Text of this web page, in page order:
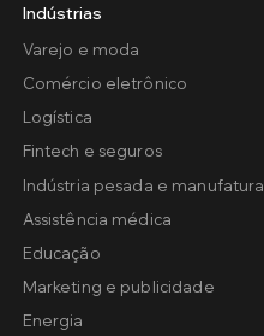
Indústrias
Varejo e moda
Comércio eletrônico
Logística
Fintech e seguros
Indústria pesada e manufatura
Assistência médica
Educação
Marketing e publicidade
Energia